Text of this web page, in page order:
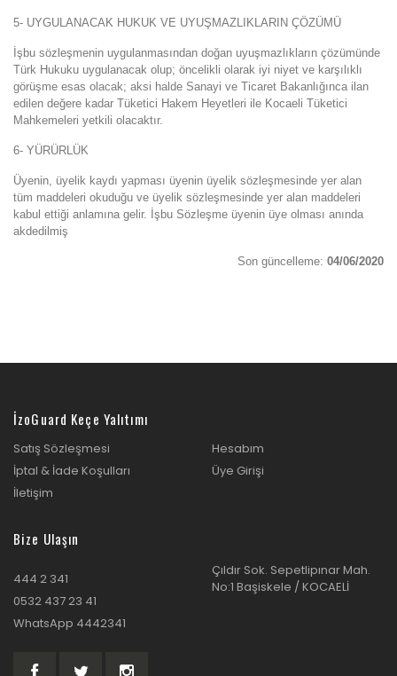
5- UYGULANACAK HUKUK VE UYUŞMAZLIKLARIN ÇÖZÜMÜ
İşbu sözleşmenin uygulanmasından doğan uyuşmazlıkların çözümünde
Türk Hukuku uygulanacak olup; öncelikli olarak iyi niyet ve karşılıklı
görüşme esas olacak; aksi halde Sanayi ve Ticaret Bakanlığınca ilan
edilen değere kadar Tüketici Hakem Heyetleri ile Kocaeli Tüketici
Mahkemeleri yetkili olacaktır.
6- YÜRÜRLÜK
Üyenin, üyelik kaydı yapması üyenin üyelik sözleşmesinde yer alan
tüm maddeleri okuduğu ve üyelik sözleşmesinde yer alan maddeleri
kabul ettiği anlamına gelir. İşbu Sözleşme üyenin üye olması anında
akdedilmiş
Son güncelleme: 04/06/2020
İzoGuard Keçe Yalıtımı
Satış Sözleşmesi
İptal & İade Koşulları
İletişim
Hesabım
Üye Girişi
Bize Ulaşın
444 2 341
0532 437 23 41
WhatsApp 4442341
Çıldır Sok. Sepetlipınar Mah.
No:1 Başiskele / KOCAELİ